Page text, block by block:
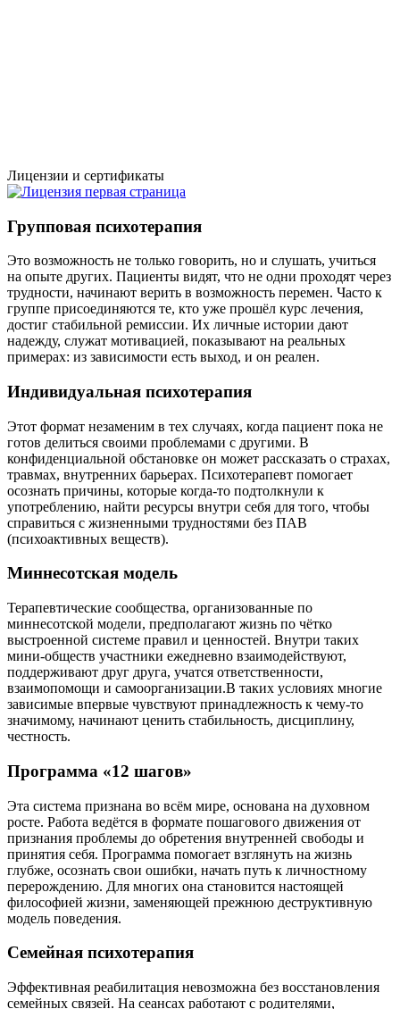
Лицензии и сертификаты
Групповая психотерапия
Это возможность не только говорить, но и слушать, учиться
на опыте других. Пациенты видят, что не одни проходят через
трудности, начинают верить в возможность перемен. Часто к
группе присоединяются те, кто уже прошёл курс лечения,
достиг стабильной ремиссии. Их личные истории дают
надежду, служат мотивацией, показывают на реальных
примерах: из зависимости есть выход, и он реален.
Индивидуальная психотерапия
Этот формат незаменим в тех случаях, когда пациент пока не
готов делиться своими проблемами с другими. В
конфиденциальной обстановке он может рассказать о страхах,
травмах, внутренних барьерах. Психотерапевт помогает
осознать причины, которые когда-то подтолкнули к
употреблению, найти ресурсы внутри себя для того, чтобы
справиться с жизненными трудностями без ПАВ
(психоактивных веществ).
Миннесотская модель
Терапевтические сообщества, организованные по
миннесотской модели, предполагают жизнь по чётко
выстроенной системе правил и ценностей. Внутри таких
мини-обществ участники ежедневно взаимодействуют,
поддерживают друг друга, учатся ответственности,
взаимопомощи и самоорганизации.В таких условиях многие
зависимые впервые чувствуют принадлежность к чему-то
значимому, начинают ценить стабильность, дисциплину,
честность.
Программа «12 шагов»
Эта система признана во всём мире, основана на духовном
росте. Работа ведётся в формате пошагового движения от
признания проблемы до обретения внутренней свободы и
принятия себя. Программа помогает взглянуть на жизнь
глубже, осознать свои ошибки, начать путь к личностному
перерождению. Для многих она становится настоящей
философией жизни, заменяющей прежнюю деструктивную
модель поведения.
Семейная психотерапия
Эффективная реабилитация невозможна без восстановления
семейных связей. На сеансах работают с родителями,